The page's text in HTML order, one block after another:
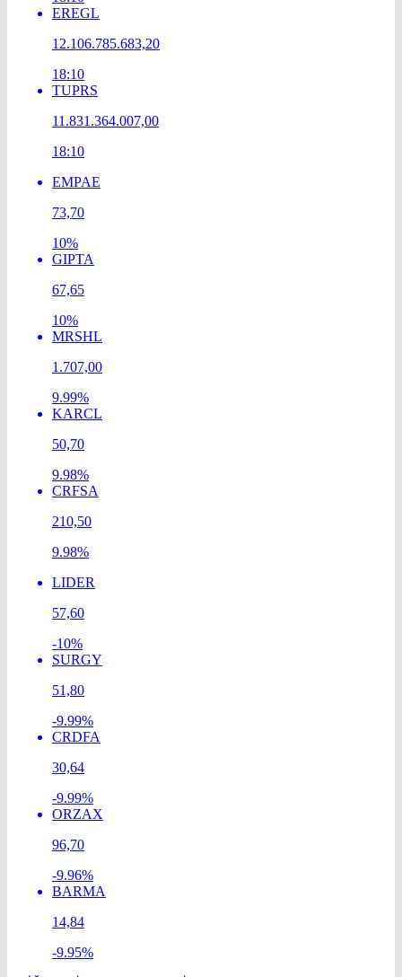
EREGL
12.106.785.683,20
18:10
TUPRS
11.831.364.007,00
18:10
EMPAE
73,70
10%
GIPTA
67,65
10%
MRSHL
1.707,00
9.99%
KARCL
50,70
9.98%
CRFSA
210,50
9.98%
LIDER
57,60
-10%
SURGY
51,80
-9.99%
CRDFA
30,64
-9.99%
ORZAX
96,70
-9.96%
BARMA
14,84
-9.95%